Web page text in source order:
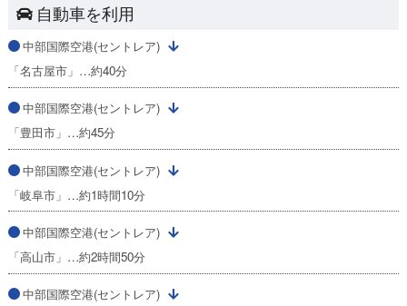
自動車を利用
中部国際空港(セントレア)
「名古屋市」…約40分
中部国際空港(セントレア)
「豊田市」…約45分
中部国際空港(セントレア)
「岐阜市」…約1時間10分
中部国際空港(セントレア)
「高山市」…約2時間50分
中部国際空港(セントレア)